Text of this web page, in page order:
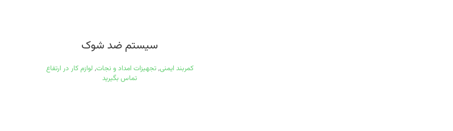
سیستم ضد شوک
کمربند ایمنی, تجهیزات امداد و نجات, لوازم کار در ارتفاع
تماس بگیرید